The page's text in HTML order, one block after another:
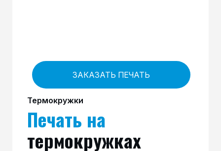
ЗАКАЗАТЬ ПЕЧАТЬ
Термокружки
Печать на
термокружках